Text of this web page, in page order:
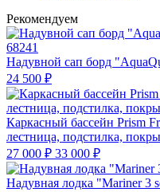
Рекомендуем
Надувной сап борд
24 500 ₽
Каркасный бассейн Prism
лестница, подстилка,
27 000 ₽ 33 000 ₽
Надувная лодка "Mariner 3